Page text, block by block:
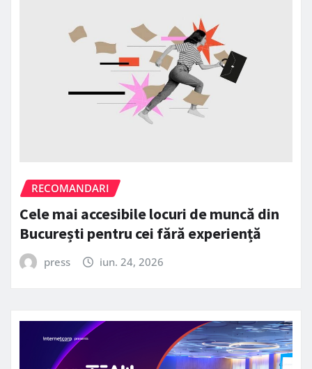
RECOMANDARI
Cele mai accesibile locuri de muncă din
București pentru cei fără experiență
press iun. 24, 2026